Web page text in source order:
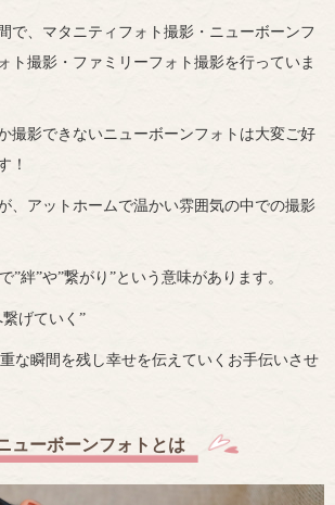
で、マタニティフォト撮影・ニューボーンフ
ト撮影・ファミリーフォト撮影を行っていま
撮影できないニューボーンフォトは大変ご好
！
、アットホームで温かい雰囲気の中での撮影
”絆”や”繋がり”という意味があります。
げていく”
な瞬間を残し幸せを伝えていくお手伝いさせ
ューボーンフォトとは